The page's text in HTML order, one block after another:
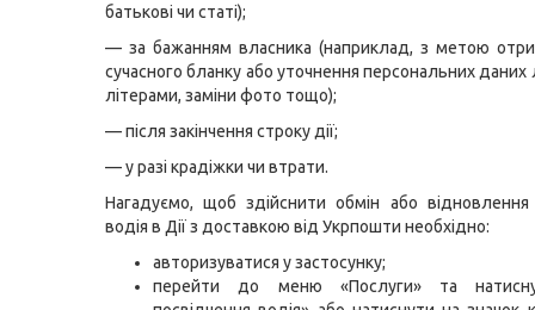
батькові чи статі);
— за бажанням власника (наприклад, з метою
сучасного бланку або уточнення персональних
літерами, заміни фото тощо);
— після закінчення строку дії;
— у разі крадіжки чи втрати.
Нагадуємо, щоб здійснити обмін або відновлення
водія в Дії з доставкою від Укрпошти необхідно:
авторизуватися у застосунку;
перейти до меню «Послуги» та